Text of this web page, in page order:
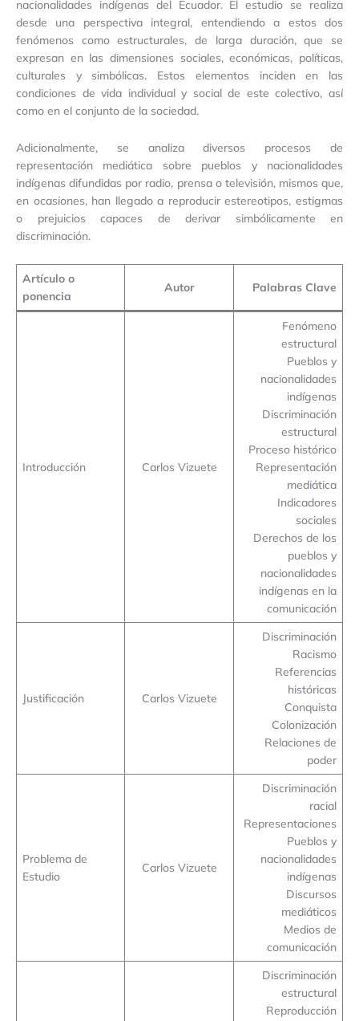
nacionalidades indígenas del Ecuador. El estudio se realiza
desde una perspectiva integral, entendiendo a estos dos
fenómenos como estructurales, de larga duración, que se
expresan en las dimensiones sociales, económicas, políticas,
culturales y simbólicas. Estos elementos inciden en las
condiciones de vida individual y social de este colectivo, así
como en el conjunto de la sociedad.
Adicionalmente, se analiza diversos procesos de
representación mediática sobre pueblos y nacionalidades
indígenas difundidas por radio, prensa o televisión, mismos que,
en ocasiones, han llegado a reproducir estereotipos, estigmas
o prejuicios capaces de derivar simbólicamente en
discriminación.
Artículo o
ponencia
Autor Palabras Clave
Introducción Carlos Vizuete
Fenómeno
estructural
Pueblos y
nacionalidades
indígenas
Discriminación
estructural
Proceso histórico
Representación
mediática
Indicadores
sociales
Derechos de los
pueblos y
nacionalidades
indígenas en la
comunicación
Justificación Carlos Vizuete
Discriminación
Racismo
Referencias
históricas
Conquista
Colonización
Relaciones de
poder
Problema de
Estudio
Carlos Vizuete
Discriminación
racial
Representaciones
Pueblos y
nacionalidades
indígenas
Discursos
mediáticos
Medios de
comunicación
Discriminación
estructural
Reproducción